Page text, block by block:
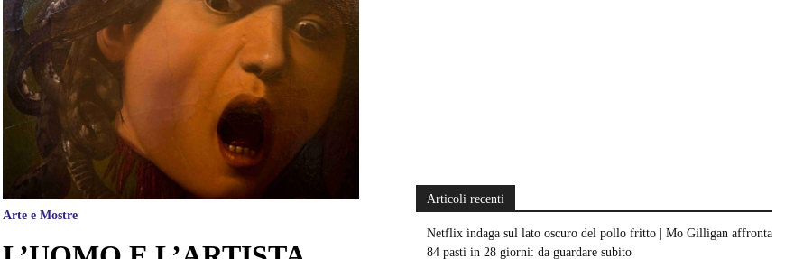
Arte e Mostre
Articoli recenti
Netflix indaga sul lato oscuro del pollo fritto | Mo Gilligan affronta
84 pasti in 28 giorni: da guardare subito